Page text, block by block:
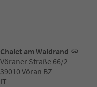
Chalet am Waldrand
Vöraner Straße 66/2
39010 Vöran BZ
IT